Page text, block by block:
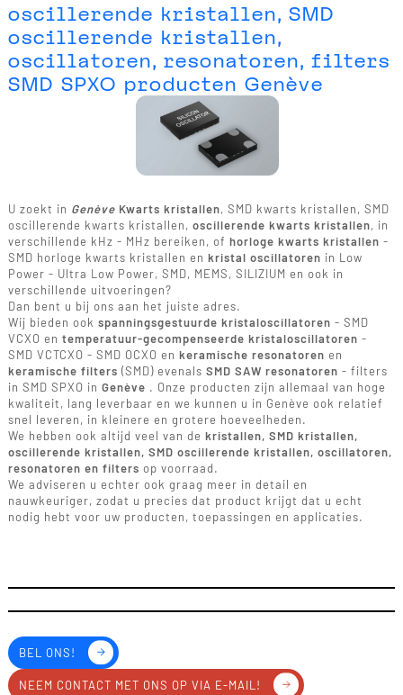
oscillerende kristallen, SMD
oscillerende kristallen,
oscillatoren, resonatoren, filters
SMD SPXO producten Genève
U zoekt in Genève Kwarts kristallen, SMD kwarts kristallen, SMD
oscillerende kwarts kristallen, oscillerende kwarts kristallen, in
verschillende kHz - MHz bereiken, of horloge kwarts kristallen -
SMD horloge kwarts kristallen en kristal oscillatoren in Low
Power - Ultra Low Power, SMD, MEMS, SILIZIUM en ook in
verschillende uitvoeringen?
Dan bent u bij ons aan het juiste adres.
Wij bieden ook spanningsgestuurde kristaloscillatoren - SMD
VCXO en temperatuur-gecompenseerde kristaloscillatoren -
SMD VCTCXO - SMD OCXO en keramische resonatoren en
keramische filters (SMD) evenals SMD SAW resonatoren - filters
in SMD SPXO in Genève . Onze producten zijn allemaal van hoge
kwaliteit, lang leverbaar en we kunnen u in Genève ook relatief
snel leveren, in kleinere en grotere hoeveelheden.
We hebben ook altijd veel van de kristallen, SMD kristallen,
oscillerende kristallen, SMD oscillerende kristallen, oscillatoren,
resonatoren en filters op voorraad.
We adviseren u echter ook graag meer in detail en
nauwkeuriger, zodat u precies dat product krijgt dat u echt
nodig hebt voor uw producten, toepassingen en applicaties.
BEL ONS!
NEEM CONTACT MET ONS OP VIA E-MAIL!